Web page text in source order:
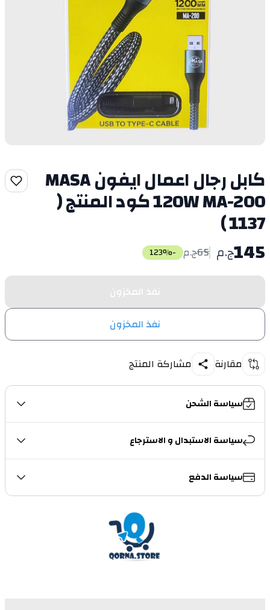
كابل رجال اعمال ايفون MASA
120W MA-200 كود المنتج (
1137 )
145ج.م 65ج.م -123
%
نفذ المخزون
نفذ المخزون
مقارنة مشاركة المنتج
سياسة الشحن
سياسة الاستبدال و الاسترجاع
سياسة الدفع